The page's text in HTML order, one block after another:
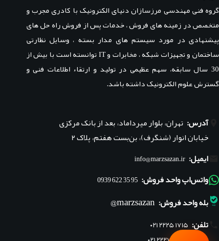
گروه فنی مهندسی مرزسازان دنیای الکترونیک با کادری مجرب و
متخصص در زمینه های فروش ، خدمات پس از فروش راه حل های
پیشنهادی در مورد سیستم های مدار بسته ، وسایل نظارتی
ساختمان و تجهیزات شبکه ، مخابرات و IT توانسته است با بیش از
30 سال سابقه، سهم عظیمی در تولید و ارتقاء اطلاعات فنی و
گسترش علوم الکترونیک داشته باشد.
آدرس: تهران، بلوار میرداماد، بعد از بانک مرکزی
خیابان انوار (شنگرف)، بن‌بست هفتم، پلاک ۲
ایمیل: info@marzsazan.ir
واتس‌اپ واحد فروش: 95 35 622 0939
بله واحد فروش: marzsazan@
تلفن: ۰۲۱ ۲۲۲۵ ۱۷۱۵